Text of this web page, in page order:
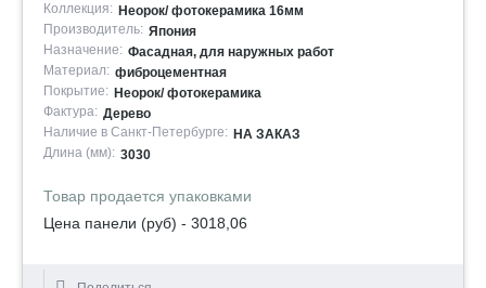
Коллекция: Неорок/ фотокерамика 16мм
Производитель: Япония
Назначение: Фасадная, для наружных работ
Материал: фиброцементная
Покрытие: Неорок/ фотокерамика
Фактура: Дерево
Наличие в Санкт-Петербурге: НА ЗАКАЗ
Длина (мм): 3030
Товар продается упаковками
Цена панели (руб) - 3018,06